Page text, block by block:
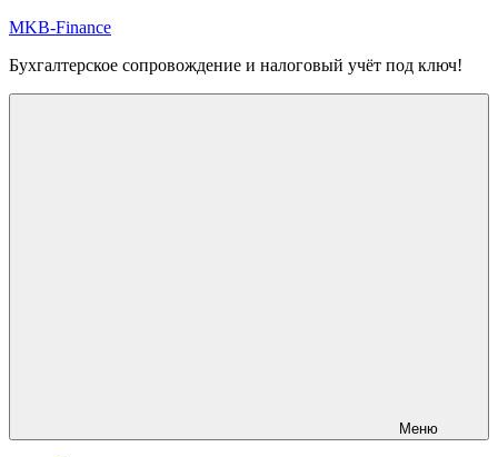
Перейти
содержимому
MKB-Finance
Бухгалтерское сопровождение и налоговый учёт под ключ!
Меню